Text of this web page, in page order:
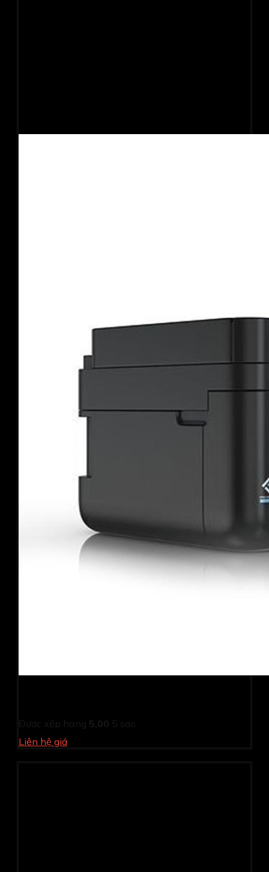
Được xếp hạng 5.00 5 sao
Liên hệ giá